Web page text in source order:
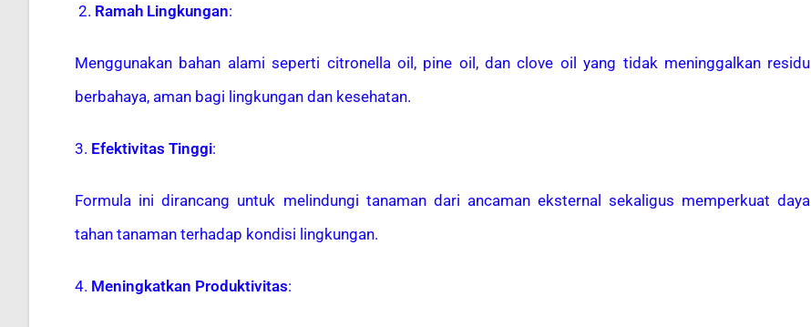
2. Ramah Lingkungan:
Menggunakan bahan alami seperti citronella oil, pine oil, dan clove oil yang tidak meninggalkan residu
berbahaya, aman bagi lingkungan dan kesehatan.
3. Efektivitas Tinggi:
Formula ini dirancang untuk melindungi tanaman dari ancaman eksternal sekaligus memperkuat daya
tahan tanaman terhadap kondisi lingkungan.
4. Meningkatkan Produktivitas: